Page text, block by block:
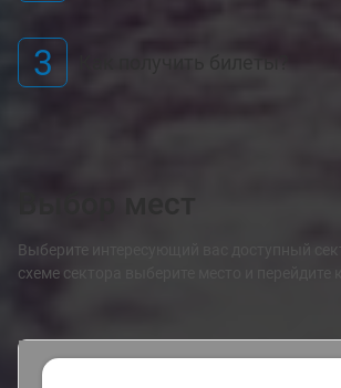
3 Как получить билеты?
Выберите интересующий вас доступный
схеме сектора выберите место и перейдите к